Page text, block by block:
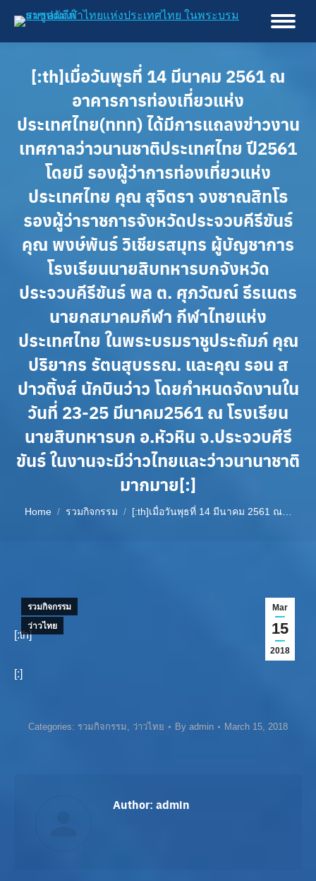
[:th]เมื่อวันพุธที่ 14 มีนาคม 2561 ณ
อาคารการท่องเที่ยวแห่ง
ประเทศไทย(ททท) ได้มีการแถลงข่าวงาน
เทศกาลว่าวนานชาติประเทศไทย ปี2561
โดยมี รองผู้ว่าการท่องเที่ยวแห่ง
ประเทศไทย คุณ สุจิตรา จงชาณสิทโธ
รองผู้ว่าราชการจังหวัดประจวบคีรีขันธ์
คุณ พงษ์พันธ์ วิเชียรสมุทร ผู้บัญชาการ
โรงเรียนนายสิบทหารบกจังหวัด
ประจวบคีรีขันธ์ พล ต. ศุภวัฒณ์ ธีรเนตร
นายกสมาคมกีฬา กีฬาไทยแห่ง
ประเทศไทย ในพระบรมราชูประถัมภ์ คุณ
ปริยากร รัตนสุบรรณ. และคุณ รอน ส
ปาวติ้งส์ นักบินว่าว โดยกำหนดจัดงานใน
วันที่ 23-25 มีนาคม2561 ณ โรงเรียน
นายสิบทหารบก อ.หัวหิน จ.ประจวบศีรี
ขันธ์ ในงานจะมีว่าวไทยและว่าวนานาชาติ
มากมาย[:]
You are here:
Home รวมกิจกรรม [:th]เมื่อวันพุธที่ 14 มีนาคม 2561 ณ…
Mar
15
2018
รวมกิจกรรม
ว่าวไทย
[:th]
[:]
Categories: รวมกิจกรรม, ว่าวไทย By admin March 15, 2018
Author: admin